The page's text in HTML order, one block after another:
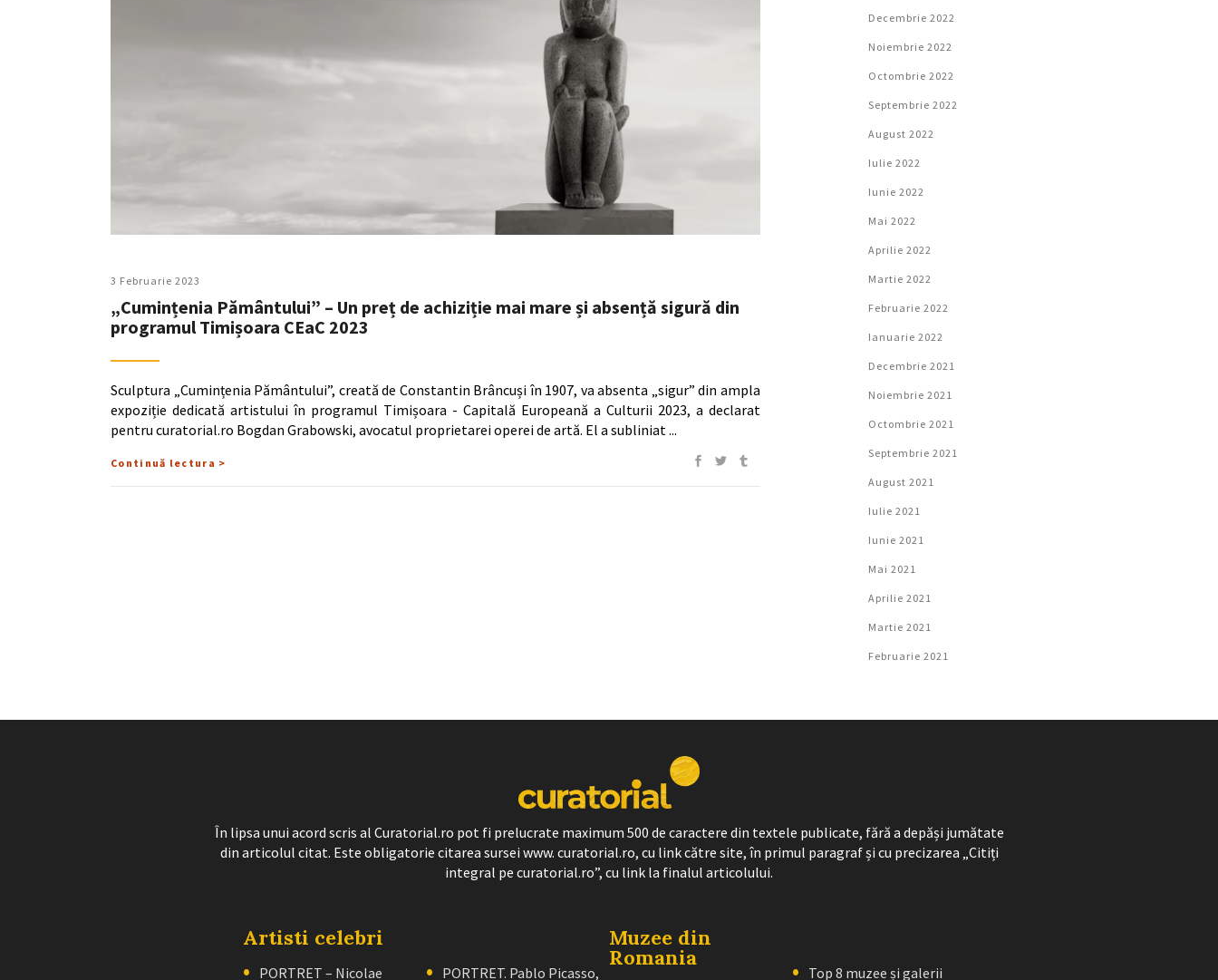
3 Februarie 2023
„Cumințenia Pământului” – Un preț de achiziție mai mare și absență sigură din
programul Timișoara CEaC 2023
Sculptura „Cumințenia Pământului”, creată de Constantin Brâncuși în 1907, va absenta „sigur” din ampla
expoziție dedicată artistului în programul Timișoara - Capitală Europeană a Culturii 2023, a declarat
pentru curatorial.ro Bogdan Grabowski, avocatul proprietarei operei de artă. El a subliniat
Continuă lectura >
Decembrie 2022
Noiembrie 2022
Octombrie 2022
Septembrie 2022
August 2022
Iulie 2022
Iunie 2022
Mai 2022
Aprilie 2022
Martie 2022
Februarie 2022
Ianuarie 2022
Decembrie 2021
Noiembrie 2021
Octombrie 2021
Septembrie 2021
August 2021
Iulie 2021
Iunie 2021
Mai 2021
Aprilie 2021
Martie 2021
Februarie 2021
În lipsa unui acord scris al Curatorial.ro pot fi prelucrate maximum 500 de caractere din textele publicate, fără a depăși jumătate
din articolul citat. Este obligatorie citarea sursei www. curatorial.ro, cu link către site, în primul paragraf și cu precizarea „Citiți
integral pe curatorial.ro”, cu link la finalul articolului.
Artisti celebri
PORTRET – Nicolae PORTRET. Pablo Picasso,
Muzee din
Romania
Top 8 muzee și galerii